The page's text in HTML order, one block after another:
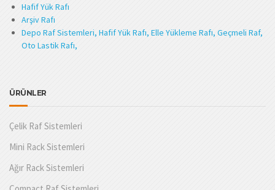
Hafif Yük Rafı
Arşiv Rafı
Depo Raf Sistemleri, Hafif Yük Rafı, Elle Yükleme Rafı, Geçmeli Raf,
Oto Lastik Rafı,
ÜRÜNLER
Çelik Raf Sistemleri
Mini Rack Sistemleri
Ağır Rack Sistemleri